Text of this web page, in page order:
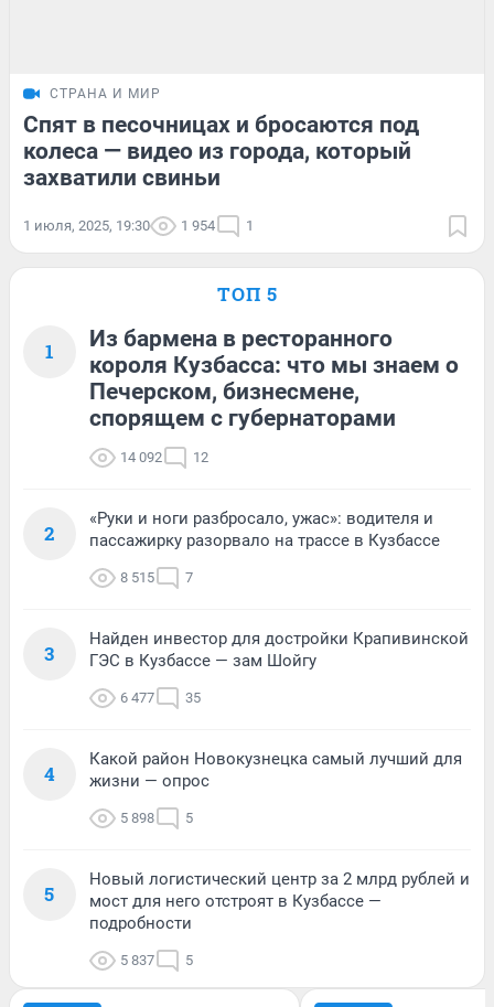
СТРАНА И МИР
Спят в песочницах и бросаются под
колеса — видео из города, который
захватили свиньи
1 июля, 2025, 19:30 1 954 1
ТОП 5
1
Из бармена в ресторанного
короля Кузбасса: что мы знаем о
Печерском, бизнесмене,
спорящем с губернаторами
14 092 12
2
«Руки и ноги разбросало, ужас»: водителя и
пассажирку разорвало на трассе в Кузбассе
8 515 7
3
Найден инвестор для достройки Крапивинской
ГЭС в Кузбассе — зам Шойгу
6 477 35
4
Какой район Новокузнецка самый лучший для
жизни — опрос
5 898 5
5
Новый логистический центр за 2 млрд рублей и
мост для него отстроят в Кузбассе —
подробности
5 837 5